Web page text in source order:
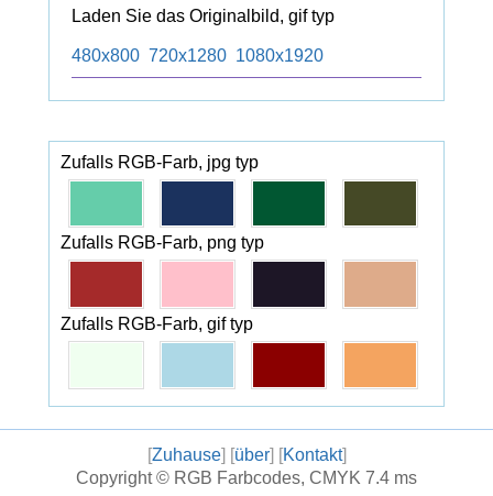
Laden Sie das Originalbild, gif typ
480x800 720x1280 1080x1920
Zufalls RGB-Farb, jpg typ
Zufalls RGB-Farb, png typ
Zufalls RGB-Farb, gif typ
[Zuhause] [über] [Kontakt]
Copyright © RGB Farbcodes, CMYK 7.4 ms